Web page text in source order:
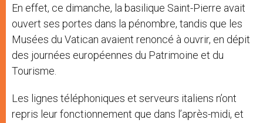
En effet, ce dimanche, la basilique Saint-Pierre avait
ouvert ses portes dans la pénombre, tandis que les
Musées du Vatican avaient renoncé à ouvrir, en dépit
des journées européennes du Patrimoine et du
Tourisme.
Les lignes téléphoniques et serveurs italiens n’ont
repris leur fonctionnement que dans l’après-midi, et